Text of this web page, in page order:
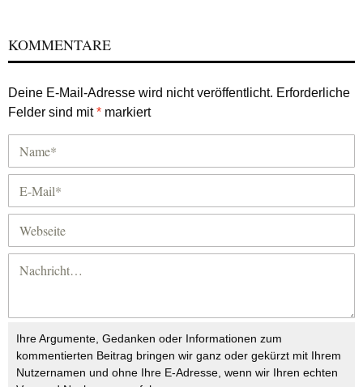
KOMMENTARE
Deine E-Mail-Adresse wird nicht veröffentlicht. Erforderliche
Felder sind mit* markiert
Ihre Argumente, Gedanken oder Informationen zum
kommentierten Beitrag bringen wir ganz oder gekürzt mit Ihrem
Nutzernamen und ohne Ihre E-Adresse, wenn wir Ihren echten